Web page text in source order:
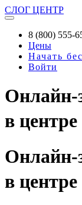
СЛОГ ЦЕНТР
8 (800) 555-
Цены
Начать
Войти
Онлайн-
в центре
Онлайн-
в центре